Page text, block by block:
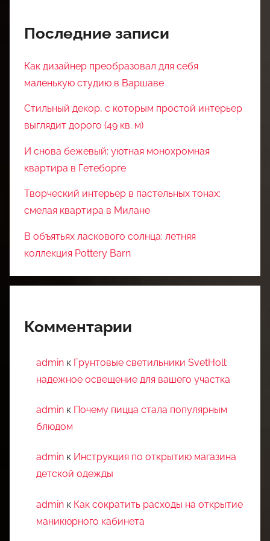
Последние записи
Как дизайнер преобразовал для себя
маленькую студию в Варшаве
Стильный декор, с которым простой интерьер
выглядит дорого (49 кв. м)
И снова бежевый: уютная монохромная
квартира в Гетеборге
Творческий интерьер в пастельных тонах:
смелая квартира в Милане
В объятьях ласкового солнца: летняя
коллекция Pottery Barn
Комментарии
admin к Грунтовые светильники SvetHoll:
надежное освещение для вашего участка
admin к Почему пицца стала популярным
блюдом
admin к Инструкция по открытию магазина
детской одежды
admin к Как сократить расходы на открытие
маникюрного кабинета